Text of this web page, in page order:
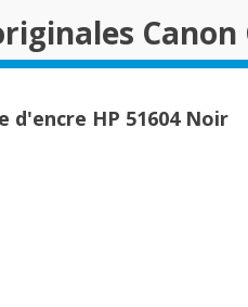
Canon
d'encre HP 51604 Noir